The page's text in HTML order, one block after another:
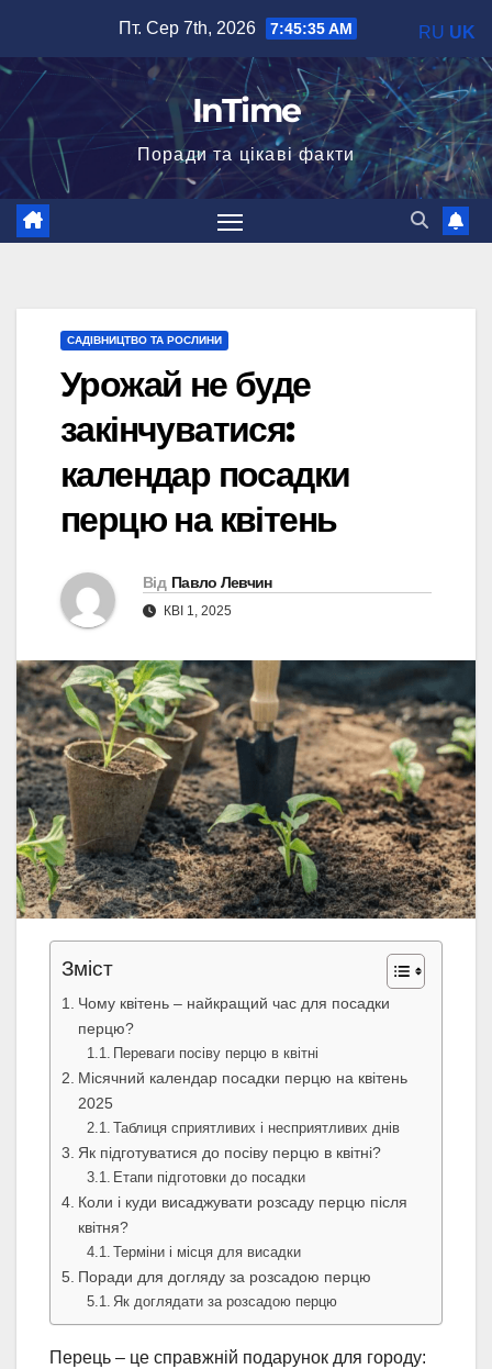
вмісту
Пт. Сер 7th, 2026 7:45:37 AM
InTime
Поради та цікаві факти
САДІВНИЦТВО ТА РОСЛИНИ
Урожай не буде
закінчуватися:
календар посадки
перцю на квітень
Від Павло Левчин
КВІ 1, 2025
Зміст
Чому квітень – найкращий час для посадки
перцю?
Переваги посіву перцю в квітні
Місячний календар посадки перцю на квітень
2025
Таблиця сприятливих і несприятливих днів
Як підготуватися до посіву перцю в квітні?
Етапи підготовки до посадки
Коли і куди висаджувати розсаду перцю після
квітня?
Терміни і місця для висадки
Поради для догляду за розсадою перцю
Як доглядати за розсадою перцю
Перець – це справжній подарунок для городу:
RU UK